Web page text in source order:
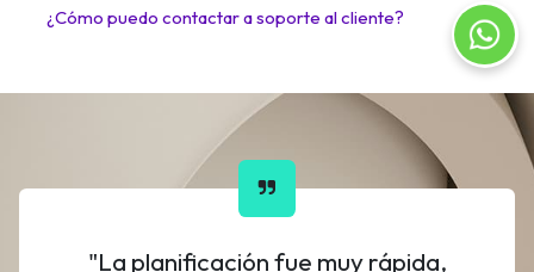
¿Cómo puedo contactar a soporte al cliente?
"La planificación fue muy rápida,